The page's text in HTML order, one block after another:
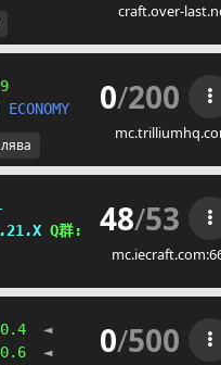
craft.over-
1.19 |
ECONOMY 0/200
Q群: 650618427
48/53
◄
◄ 0/500